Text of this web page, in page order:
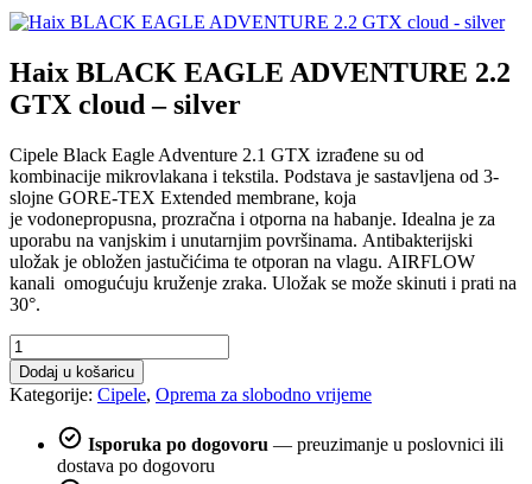
Haix BLACK EAGLE ADVENTURE 2.2
GTX cloud – silver
Cipele Black Eagle Adventure 2.1 GTX izrađene su od
kombinacije mikrovlakana i tekstila. Podstava je sastavljena od 3-
slojne GORE-TEX Extended membrane, koja
je vodonepropusna, prozračna i otporna na habanje. Idealna je za
uporabu na vanjskim i unutarnjim površinama. Antibakterijski
uložak je obložen jastučićima te otporan na vlagu. AIRFLOW
kanali omogućuju kruženje zraka. Uložak se može skinuti i prati na
30°.
Haix
BLACK
EAGLE
ADVENTURE
GTX
Dodaj u košaricu
Kategorije: Cipele, Oprema za slobodno vrijeme
Isporuka po dogovoru — preuzimanje u poslovnici ili
dostava po dogovoru